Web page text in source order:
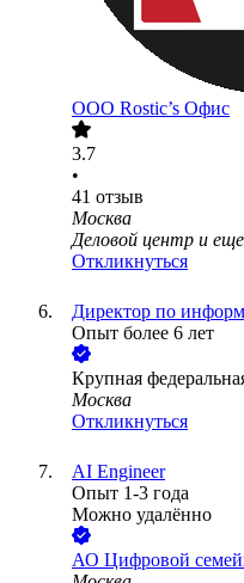
ООО Rostic’s Офис
3.7
•
41 отзыв
Москва
Деловой центр и еще
Откликнуться
Директор по
Опыт более 6 лет
Крупная
Москва
Откликнуться
AI Engineer
Опыт 1-3 года
Можно удалённо
АО Цифровой